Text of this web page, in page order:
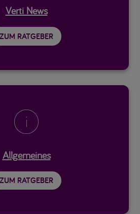
Verti News
ZUM RATGEBER

Allgemeines
ZUM RATGEBER